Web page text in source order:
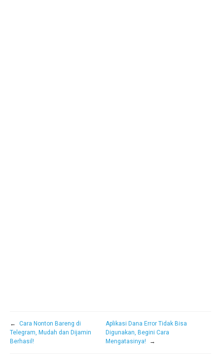
←
Cara Nonton Bareng di
Telegram, Mudah dan Dijamin
Berhasil!
Aplikasi Dana Error Tidak Bisa
Digunakan, Begini Cara
Mengatasinya!
→